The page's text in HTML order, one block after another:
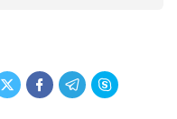
   